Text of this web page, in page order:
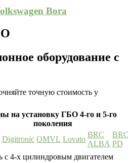
Bora
оборудование с
точную стоимость у
на установку ГБО 4-го и 5-го
поколения
Digitronic OMVL Lovato
BRC
ALBA
BRC
PD
4-х цилиндровым двигателем